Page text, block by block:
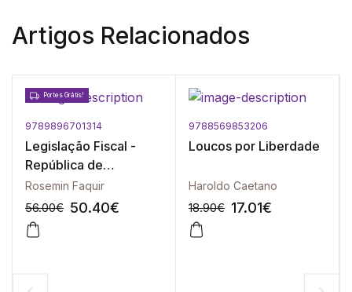
Artigos Relacionados
Portes Grátis!
9789896701314
Legislação Fiscal -
República de
Moçambique - 2ª
Edição
Rosemin Faquir
56.00€ 50.40€
9788569853206
Loucos por Liberdade
Haroldo Caetano
18.90€ 17.01€